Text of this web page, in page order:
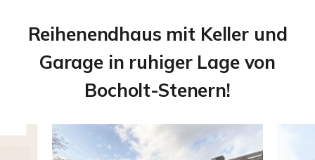
Reihenendhaus mit Keller und
Garage in ruhiger Lage von
Bocholt-Stenern!